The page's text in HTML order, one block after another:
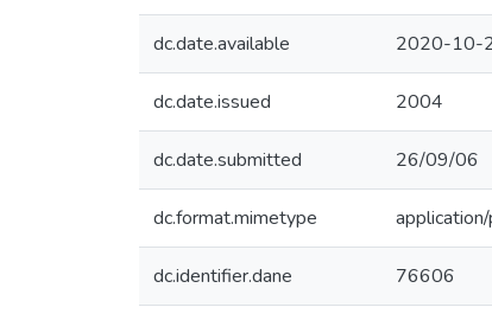
dc.date.available 2020-10-
dc.date.issued 2004
dc.date.submitted 26/09/06
dc.format.mimetype
dc.identifier.dane 76606